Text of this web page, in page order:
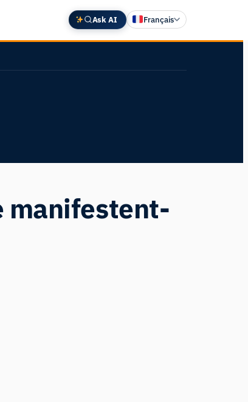
Ask AI Français
English
manifestent-